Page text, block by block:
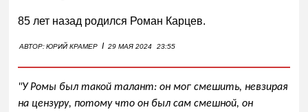
85 лет назад родился Роман Карцев.
АВТОР:ЮРИЙ КРАМЕР I 29 МАЯ 2024 23:55
"У Ромы был такой талант: он мог смешить, невзирая
на цензуру, потому что он был сам смешной, он